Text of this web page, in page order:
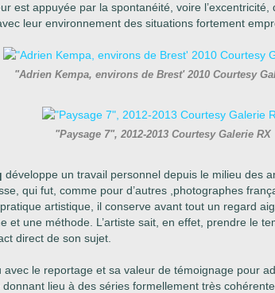
est appuyée par la spontanéité, voire l’excentricité,
leur environnement des situations fortement
"Adrien Kempa, environs de Brest' 2010 Courtesy
"Paysage 7", 2012-2013 Courtesy Galerie RX
développe un travail personnel depuis le milieu des
qui fut, comme pour d’autres ,photographes
artistique, il conserve avant tout un regard
et une méthode. L’artiste sait, en effet, prendre le
direct de son sujet.
avec le reportage et sa valeur de témoignage pour
donnant lieu à des séries formellement très